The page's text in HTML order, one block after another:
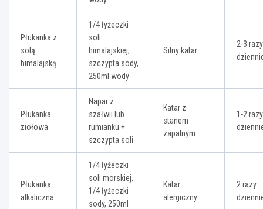
Płukanka z
solą
himalajską
1/4 łyżeczki
soli
himalajskiej,
szczypta sody,
250ml wody
Silny katar
2-3 razy
Płukanka
ziołowa
Napar z
szałwii lub
rumianku +
szczypta soli
Katar z
stanem
zapalnym
1-2 razy
Płukanka
alkaliczna
1/4 łyżeczki
soli morskiej,
1/4 łyżeczki
sody, 250ml
Katar
alergiczny
2 razy